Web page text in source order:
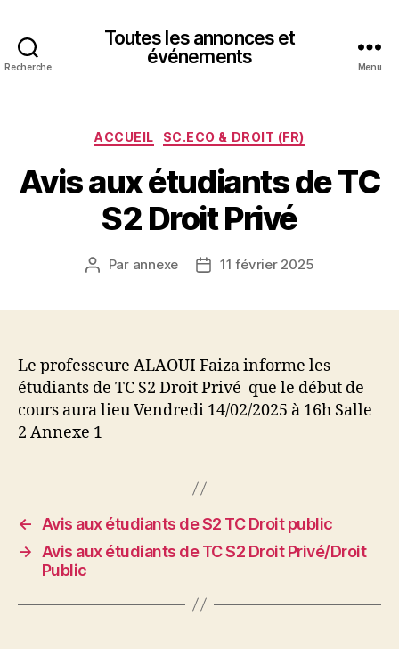
Recherche
Toutes les annonces et
événements
Menu
Catégories
ACCUEIL SC.ECO & DROIT (FR)
Avis aux étudiants de TC
S2 Droit Privé
Auteur
Par annexe
Date11 février 2025
Le professeure ALAOUI Faiza informe les
étudiants de TC S2 Droit Privé que le début de
cours aura lieu Vendredi 14/02/2025 à 16h Salle
2 Annexe 1
←
Avis aux étudiants de S2 TC Droit public
→
Avis aux étudiants de TC S2 Droit Privé/Droit
Public